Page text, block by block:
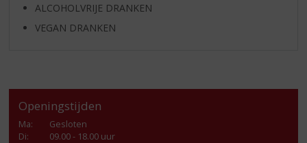
ALCOHOLVRIJE DRANKEN
VEGAN DRANKEN
Openingstijden
Ma:
Gesloten
Di:
09.00 - 18.00 uur